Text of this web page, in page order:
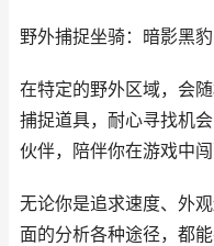
野外捕捉坐骑：暗影黑豹
在特定的野外区域，会
捕捉道具，耐心寻找机
伙伴，陪伴你在游戏中闯
无论你是追求速度、外
面的分析各种途径，都